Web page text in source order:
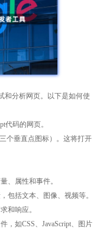
和分析网页。以下是如何使
代码的网页。
个垂直点图标）。这将打开
、属性和事件。
包括文本、图像、视频等。
和响应。
，如CSS、JavaScript、图片